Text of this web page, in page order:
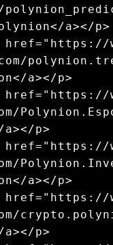
a></p>
href="https://
a></p>
href="https://
p>
href="https://
a></p>
href="https://
p>